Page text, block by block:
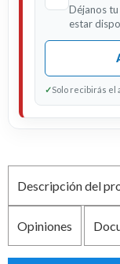
Déjanos
estar
✓Solo recibirás el
Descripción del
Opiniones